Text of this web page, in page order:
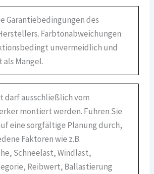
Garantiebedingungen des
Farbtonabweichungen
unvermeidlich und
Mangel.
darf ausschließlich vom
montiert werden. Führen Sie
eine sorgfältige Planung durch,
Faktoren wie z.B.
Schneelast, Windlast,
Reibwert, Ballastierung